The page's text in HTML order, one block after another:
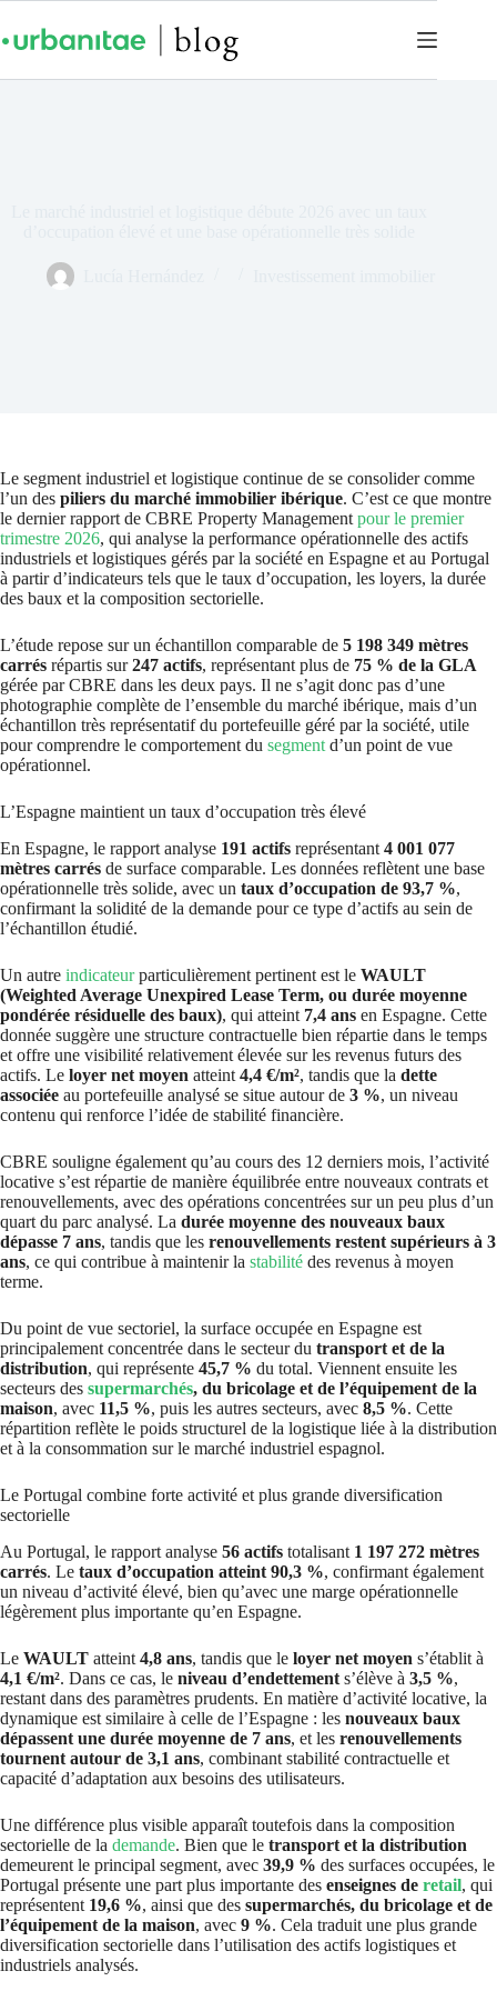
Le segment industriel et logistique continue de se consolider comme
l’un des piliers du marché immobilier ibérique. C’est ce que montre
le dernier rapport de CBRE Property Management pour le premier
trimestre 2026, qui analyse la performance opérationnelle des actifs
industriels et logistiques gérés par la société en Espagne et au Portugal
à partir d’indicateurs tels que le taux d’occupation, les loyers, la durée
des baux et la composition sectorielle.
L’étude repose sur un échantillon comparable de 5 198 349 mètres
carrés répartis sur247 actifs, représentant plus de 75 % de la GLA
gérée par CBRE dans les deux pays. Il ne s’agit donc pas d’une
photographie complète de l’ensemble du marché ibérique, mais d’un
échantillon très représentatif du portefeuille géré par la société, utile
pour comprendre le comportement du segment d’un point de vue
opérationnel.
L’Espagne maintient un taux d’occupation très élevé
En Espagne, le rapport analyse 191 actifs représentant 4 001 077
mètres carrés de surface comparable. Les données reflètent une base
opérationnelle très solide, avec un taux d’occupation de 93,7 %,
confirmant la solidité de la demande pour ce type d’actifs au sein de
l’échantillon étudié.
Un autre indicateurparticulièrement pertinent est le WAULT
(Weighted Average Unexpired Lease Term, ou durée moyenne
pondérée résiduelle des baux), qui atteint 7,4 ans en Espagne. Cette
donnée suggère une structure contractuelle bien répartie dans le temps
et offre une visibilité relativement élevée sur les revenus futurs des
actifs. Le loyer net moyen atteint 4,4 €/m², tandis que la dette
associée au portefeuille analysé se situe autour de 3 %, un niveau
contenu qui renforce l’idée de stabilité financière.
CBRE souligne également qu’au cours des 12 derniers mois, l’activité
locative s’est répartie de manière équilibrée entre nouveaux contrats et
renouvellements, avec des opérations concentrées sur un peu plus d’un
quart du parc analysé. La durée moyenne des nouveaux baux
dépasse 7 ans, tandis que les renouvellements restent supérieurs à 3
ans, ce qui contribue à maintenir la stabilité des revenus à moyen
terme.
Du point de vue sectoriel, la surface occupée en Espagne est
principalement concentrée dans le secteur du transport et de la
distribution, qui représente 45,7 % du total. Viennent ensuite les
secteurs des supermarchés, du bricolage et de l’équipement de la
maison, avec 11,5 %, puis les autres secteurs, avec 8,5 %. Cette
répartition reflète le poids structurel de la logistique liée à la distribution
et à la consommation sur le marché industriel espagnol.
Le Portugal combine forte activité et plus grande diversification
sectorielle
Au Portugal, le rapport analyse 56 actifs totalisant 1 197 272 mètres
carrés. Le taux d’occupation atteint 90,3 %, confirmant également
un niveau d’activité élevé, bien qu’avec une marge opérationnelle
légèrement plus importante qu’en Espagne.
Le WAULT atteint 4,8 ans, tandis que le loyer net moyen s’établit à
4,1 €/m². Dans ce cas, le niveau d’endettement s’élève à 3,5 %,
restant dans des paramètres prudents. En matière d’activité locative, la
dynamique est similaire à celle de l’Espagne : les nouveaux baux
dépassent une durée moyenne de 7 ans, et les renouvellements
tournent autour de 3,1 ans, combinant stabilité contractuelle et
capacité d’adaptation aux besoins des utilisateurs.
Une différence plus visible apparaît toutefois dans la composition
sectorielle de la demande. Bien que le transport et la distribution
demeurent le principal segment, avec 39,9 % des surfaces occupées, le
Portugal présente une part plus importante des enseignes de retail, qui
représentent 19,6 %, ainsi que des supermarchés, du bricolage et de
l’équipement de la maison, avec 9 %. Cela traduit une plus grande
diversification sectorielle dans l’utilisation des actifs logistiques et
industriels analysés.